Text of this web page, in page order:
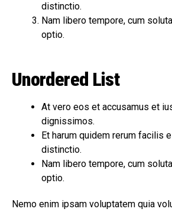
distinctio.
Nam libero tempore, cum
optio.
Unordered List
At vero eos et accusamus et
dignissimos.
Et harum quidem rerum facilis
distinctio.
Nam libero tempore, cum
optio.
Nemo enim ipsam voluptatem quia